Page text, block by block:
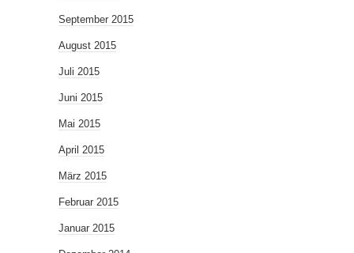
September 2015
August 2015
Juli 2015
Juni 2015
Mai 2015
April 2015
März 2015
Februar 2015
Januar 2015